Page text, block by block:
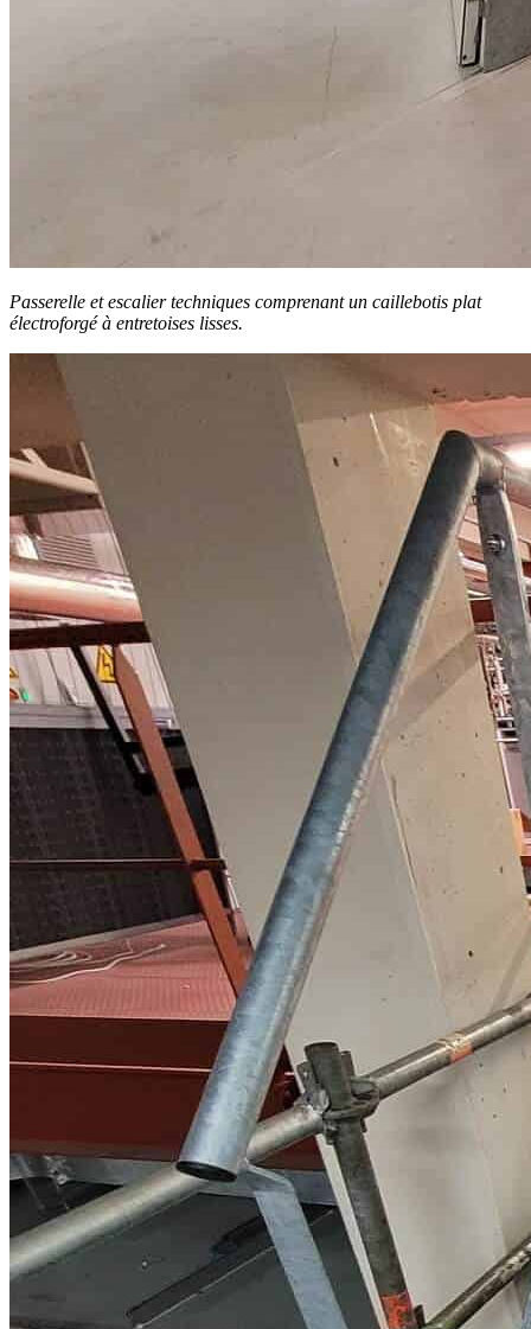
Passerelle et escalier techniques comprenant un caillebotis plat
électroforgé à entretoises lisses.